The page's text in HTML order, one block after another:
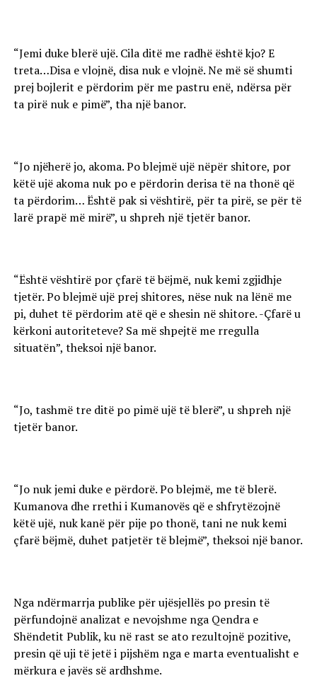
“Jemi duke blerë ujë. Cila ditë me radhë është kjo? E
treta…Disa e vlojnë, disa nuk e vlojnë. Ne më së shumti
prej bojlerit e përdorim për me pastru enë, ndërsa për
ta pirë nuk e pimë”, tha një banor.
“Jo njëherë jo, akoma. Po blejmë ujë nëpër shitore, por
këtë ujë akoma nuk po e përdorin derisa të na thonë që
ta përdorim… Është pak si vështirë, për ta pirë, se për të
larë prapë më mirë”, u shpreh një tjetër banor.
“Është vështirë por çfarë të bëjmë, nuk kemi zgjidhje
tjetër. Po blejmë ujë prej shitores, nëse nuk na lënë me
pi, duhet të përdorim atë që e shesin në shitore. -Çfarë u
kërkoni autoriteteve? Sa më shpejtë me rregulla
situatën”, theksoi një banor.
“Jo, tashmë tre ditë po pimë ujë të blerë”, u shpreh një
tjetër banor.
“Jo nuk jemi duke e përdorë. Po blejmë, me të blerë.
Kumanova dhe rrethi i Kumanovës që e shfrytëzojnë
këtë ujë, nuk kanë për pije po thonë, tani ne nuk kemi
çfarë bëjmë, duhet patjetër të blejmë”, theksoi një banor.
Nga ndërmarrja publike për ujësjellës po presin të
përfundojnë analizat e nevojshme nga Qendra e
Shëndetit Publik, ku në rast se ato rezultojnë pozitive,
presin që uji të jetë i pijshëm nga e marta eventualisht e
mërkura e javës së ardhshme.